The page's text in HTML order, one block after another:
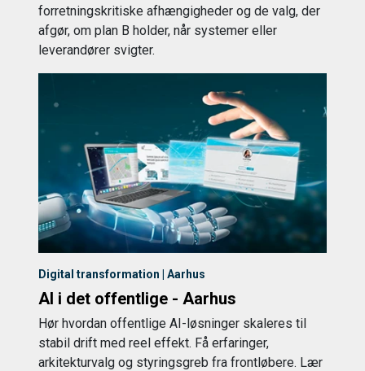
forretningskritiske afhængigheder og de valg, der
afgør, om plan B holder, når systemer eller
leverandører svigter.
Digital transformation | Aarhus
AI i det offentlige - Aarhus
Hør hvordan offentlige AI-løsninger skaleres til
stabil drift med reel effekt. Få erfaringer,
arkitekturvalg og styringsgreb fra frontløbere. Lær